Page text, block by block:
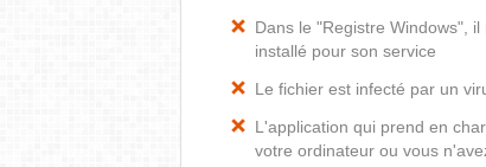
Dans le "Registre Windows",
installé pour son service
Le fichier est infecté par un
L'application qui prend en
votre ordinateur ou vous